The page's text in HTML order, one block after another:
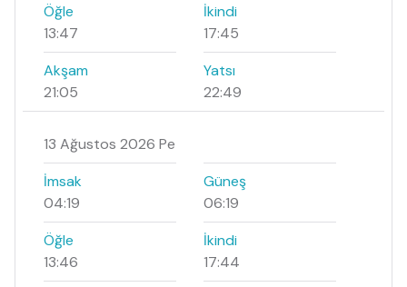
Öğle
13:47
İkindi
17:45
Akşam
21:05
Yatsı
22:49
13 Ağustos 2026 Pe
İmsak
04:19
Güneş
06:19
Öğle
13:46
İkindi
17:44